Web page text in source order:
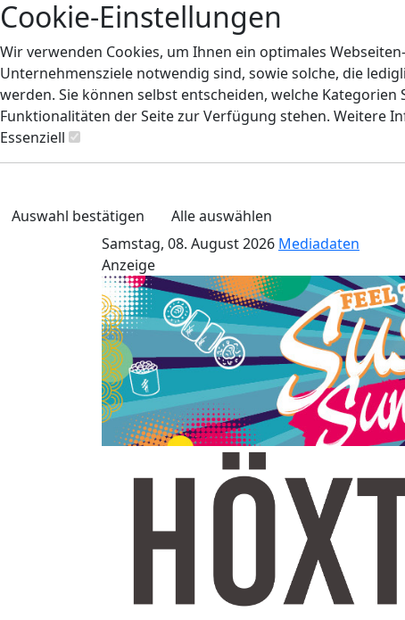
Cookie-Einstellungen
Wir verwenden Cookies, um Ihnen ein optimales
Unternehmensziele notwendig sind, sowie solche, die
werden. Sie können selbst entscheiden, welche
Funktionalitäten der Seite zur Verfügung stehen. Weitere
Essenziell
Auswahl bestätigen
Alle auswählen
Samstag, 08. August 2026 Mediadaten
Anzeige